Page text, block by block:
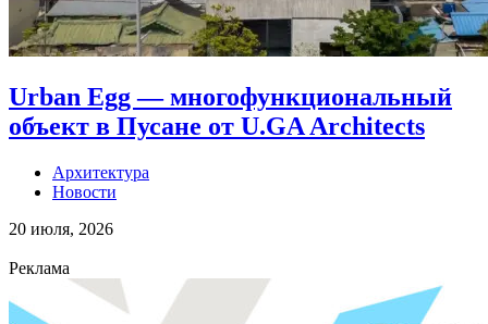
Urban Egg — многофункциональный
объект в Пусане от U.GA Architects
Архитектура
Новости
20 июля, 2026
Реклама